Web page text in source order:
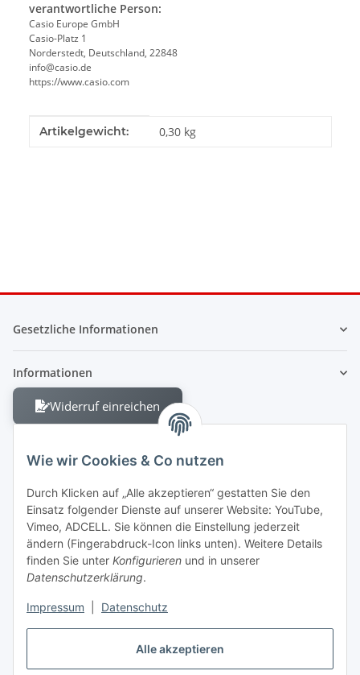
Alle akzeptieren
Wie wir Cookies & Co nutzen
Durch Klicken auf „Alle akzeptieren“ gestatten Sie den
Einsatz folgender Dienste auf unserer Website: YouTube,
Vimeo, ADCELL. Sie können die Einstellung jederzeit
ändern (Fingerabdruck-Icon links unten). Weitere Details
finden Sie unter Konfigurieren und in unserer
Datenschutzerklärung.
Impressum Datenschutz
verantwortliche Person:
Casio Europe GmbH
Casio-Platz 1
Norderstedt, Deutschland, 22848
info@casio.de
https://www.casio.com
Produkteigenschaft
Wert
Artikelgewicht: 0,30 kg
Gesetzliche Informationen
Informationen
Widerruf einreichen
Berliner Allee 38
13088 Berlin
Shop +49 30 4280 2070
Fax +49 30 4280 2071